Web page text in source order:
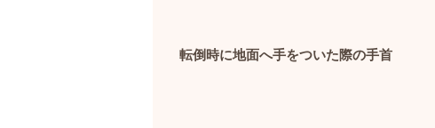
転倒時に地面へ手をついた際の手首